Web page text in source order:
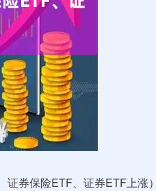
证券保险ETF、证券ETF上涨）
4694.44